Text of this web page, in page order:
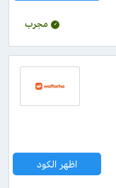
مجرب
اظهر الكود